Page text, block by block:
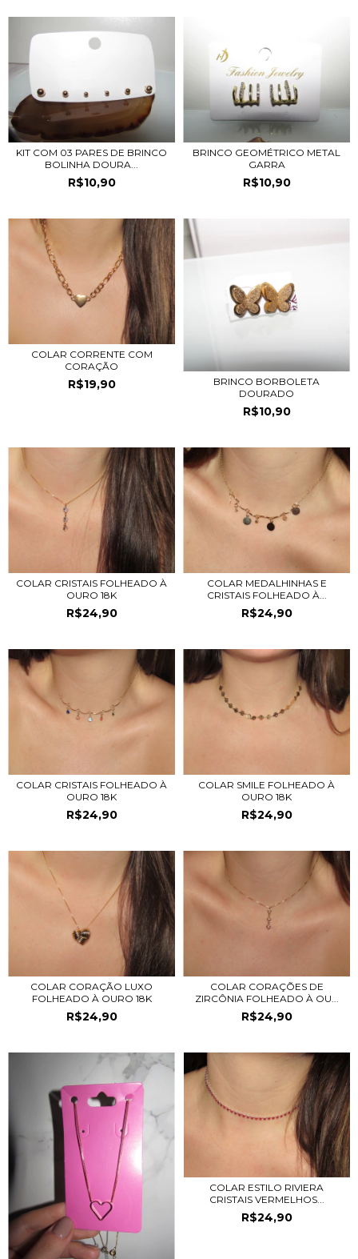
KIT COM 03 PARES DE BRINCO
BOLINHA DOURA...
R$10,90
BRINCO GEOMÉTRICO METAL
GARRA
R$10,90
COLAR CORRENTE COM
CORAÇÃO
R$19,90
BRINCO BORBOLETA
DOURADO
R$10,90
COLAR CRISTAIS FOLHEADO À
OURO 18K
R$24,90
COLAR MEDALHINHAS E
CRISTAIS FOLHEADO À...
R$24,90
COLAR CRISTAIS FOLHEADO À
OURO 18K
R$24,90
COLAR SMILE FOLHEADO À
OURO 18K
R$24,90
COLAR CORAÇÃO LUXO
FOLHEADO À OURO 18K
R$24,90
COLAR CORAÇÕES DE
ZIRCÔNIA FOLHEADO À OU...
R$24,90
COLAR ESTILO RIVIERA
CRISTAIS VERMELHOS...
R$24,90